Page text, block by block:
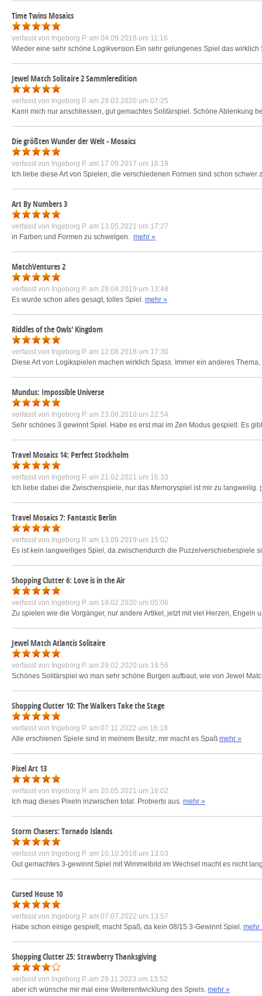
Time Twins Mosaics
verfasst von Ingeborg P. am 04.09.2018 um 11:16
Wieder eine sehr schöne Logikversion.Ein sehr gelungenes Spiel das
Jewel Match Solitaire 2 Sammleredition
verfasst von Ingeborg P. am 29.03.2020 um 07:25
Kann mich nur anschliessen, gut gemachtes Solitärspiel. Schöne Ablenkung
Die größten Wunder der Welt - Mosaics
verfasst von Ingeborg P. am 17.09.2017 um 16:19
Ich liebe diese Art von Spielen, die verschiedenen Formen sind schon
Art By Numbers 3
verfasst von Ingeborg P. am 13.05.2021 um 17:27
in Farben und Formen zu schwelgen. mehr »
MatchVentures 2
verfasst von Ingeborg P. am 29.04.2019 um 13:48
Es wurde schon alles gesagt, tolles Spiel. mehr »
Riddles of the Owls' Kingdom
verfasst von Ingeborg P. am 12.08.2018 um 17:30
Diese Art von Logikspielen machen wirklich Spass. Immer ein anderes
Mundus: Impossible Universe
verfasst von Ingeborg P. am 23.06.2018 um 22:54
Sehr schönes 3 gewinnt Spiel. Habe es erst mal im Zen Modus gespielt. Es
Travel Mosaics 14: Perfect Stockholm
verfasst von Ingeborg P. am 21.02.2021 um 16:33
Ich liebe dabei die Zwischenspiele, nur das Memoryspiel ist mir zu langweilig.
Travel Mosaics 7: Fantastic Berlin
verfasst von Ingeborg P. am 13.09.2019 um 15:02
Es ist kein langweiliges Spiel, da zwischendurch die Puzzelverschiebespiele
Shopping Clutter 6: Love is in the Air
verfasst von Ingeborg P. am 19.02.2020 um 05:06
Zu spielen wie die Vorgänger, nur andere Artikel, jetzt mit viel Herzen,
Jewel Match Atlantis Solitaire
verfasst von Ingeborg P. am 29.02.2020 um 19:56
Schönes Solitärspiel wo man sehr schöne Burgen aufbaut, wie von Jewel
Shopping Clutter 10: The Walkers Take the Stage
verfasst von Ingeborg P. am 07.11.2022 um 16:18
Alle erschienen Spiele sind in meinem Besitz, mir macht es Spaß mehr »
Pixel Art 13
verfasst von Ingeborg P. am 20.05.2021 um 16:02
Ich mag dieses Pixeln inzwischen total. Probierts aus. mehr »
Storm Chasers: Tornado Islands
verfasst von Ingeborg P. am 10.10.2018 um 13:03
Gut gemachtes 3-gewinnt Spiel mit Wimmelbild im Wechsel macht es nicht
Cursed House 10
verfasst von Ingeborg P. am 07.07.2022 um 13:57
Habe schon einige gespielt, macht Spaß, da kein 08/15 3-Gewinnt Spiel. mehr
Shopping Clutter 25: Strawberry Thanksgiving
verfasst von Ingeborg P. am 29.11.2023 um 13:52
aber ich wünsche mir mal eine Weiterentwicklung des Spiels. mehr »